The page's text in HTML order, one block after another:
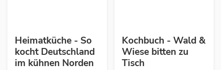
Heimatküche - So
kocht Deutschland
im kühnen Norden
Kochbuch - Wald &
Wiese bitten zu
Tisch